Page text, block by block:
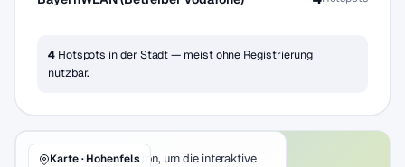
4Hotspots in der Stadt — meist ohne Registrierung
nutzbar.
Klicke auf den Button, um die interaktive
Karte · Hohenfels